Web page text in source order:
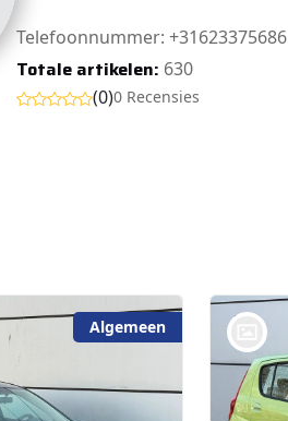
Telefoonnummer: +31623375686
Totale artikelen: 630
(0)0 Recensies
Algemeen